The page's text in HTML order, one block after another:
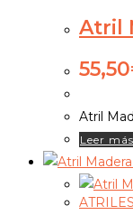
Atril
55,50
Atril
Leer más
ATRILES